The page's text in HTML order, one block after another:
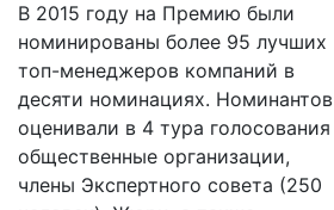
В 2015 году на Премию были
номинированы более 95 лучших
топ-менеджеров компаний в
десяти номинациях. Номинантов
оценивали в 4 тура голосования
общественные организации,
члены Экспертного совета (250